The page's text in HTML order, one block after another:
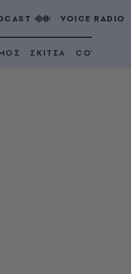
VOICE RADIO
ΣΚΙΤΣΑ COVID 19